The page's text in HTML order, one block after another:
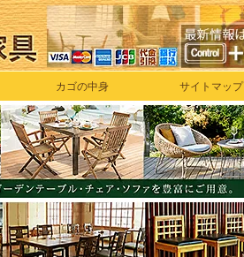
カゴの中身 サイトマップ